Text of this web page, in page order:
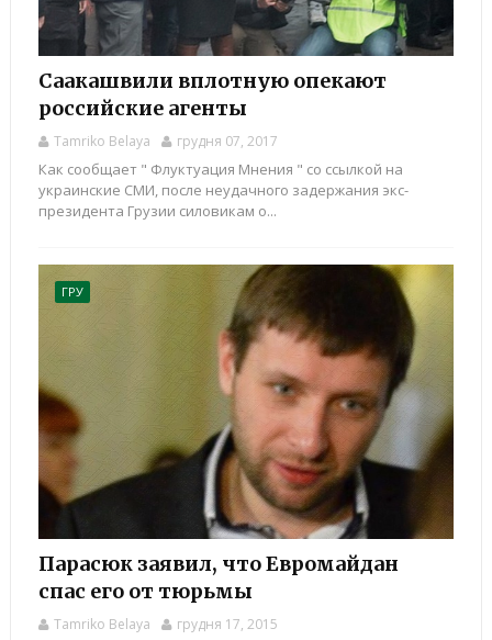
Саакашвили вплотную опекают
российские агенты
Tamriko Belaya грудня 07, 2017
Как сообщает " Флуктуация Мнения " со ссылкой на
украинские СМИ, после неудачного задержания экс-
президента Грузии силовикам о...
ГРУ
Парасюк заявил, что Евромайдан
спас его от тюрьмы
Tamriko Belaya грудня 17, 2015